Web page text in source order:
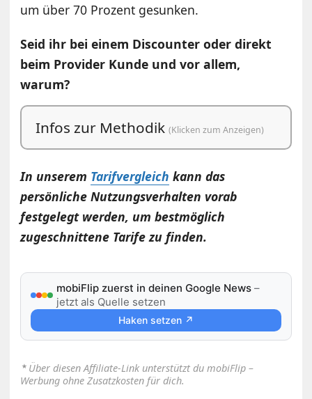
um über 70 Prozent gesunken.
Seid ihr bei einem Discounter oder direkt
beim Provider Kunde und vor allem,
warum?
Infos zur Methodik(Klicken zum Anzeigen)
In unserem Tarifvergleich kann das
persönliche Nutzungsverhalten vorab
festgelegt werden, um bestmöglich
zugeschnittene Tarife zu finden.
mobiFlip zuerst in deinen Google News –
jetzt als Quelle setzen
Haken setzen ↗
⋆ Über diesen Affiliate-Link unterstützt du mobiFlip –
Werbung ohne Zusatzkosten für dich.